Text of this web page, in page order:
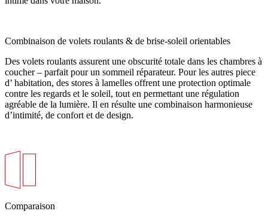
Combinaison de volets roulants & de brise-soleil orientables
Des volets roulants assurent une obscurité totale dans les chambres à
coucher – parfait pour un sommeil réparateur. Pour les autres piece
d’ habitation, des stores à lamelles offrent une protection optimale
contre les regards et le soleil, tout en permettant une régulation
agréable de la lumière. Il en résulte une combinaison harmonieuse
d’intimité, de confort et de design.
Comparaison